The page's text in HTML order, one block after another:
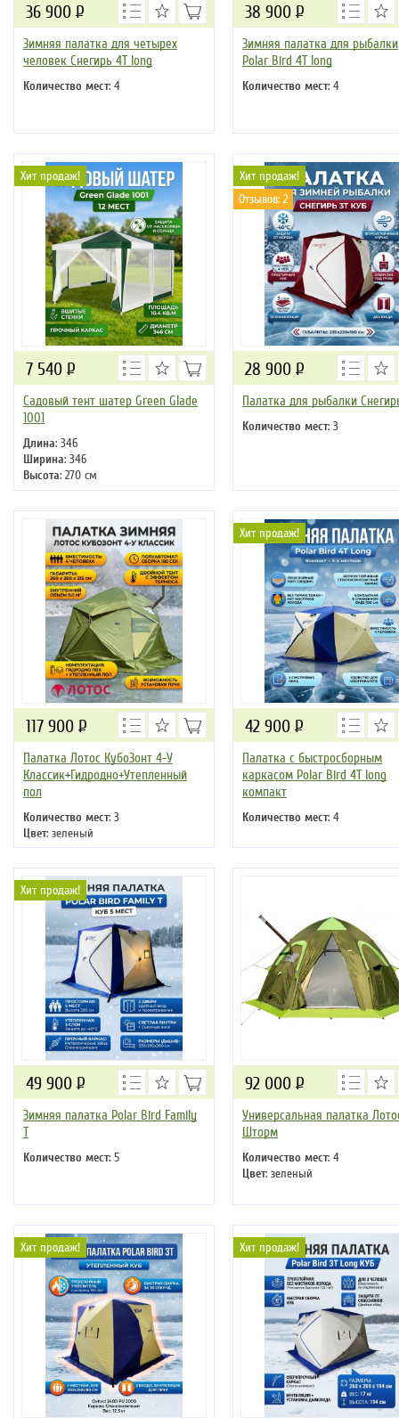
Зимняя палатка для четырех
человек Снегирь 4Т long
Количество мест: 4
36 900 Р
Зимняя палатка для рыбалки
Polar Bird 4Т long
Количество мест: 4
38 900 Р
Хит продаж!
Садовый тент шатер Green Glade
1001
Длина: 346
Ширина: 346
Высота: 270 см
Цвет: зеленый
7 540 Р
Хит продаж!
Отзывов: 2
Палатка для рыбалки
Количество мест: 3
28 900 Р
Палатка Лотос КубоЗонт 4-У
Классик+Гидродно+Утепленный
пол
Количество мест: 3
Цвет: зеленый
117 900 Р
Хит продаж!
Палатка с быстросборным
каркасом Polar Bird 4Т long
компакт
Количество мест: 4
42 900 Р
Хит продаж!
Зимняя палатка Polar Bird Family
T
Количество мест: 5
49 900 Р
Универсальная палатка
Шторм
Количество мест: 4
Цвет: зеленый
92 000 Р
Хит продаж! Хит продаж!